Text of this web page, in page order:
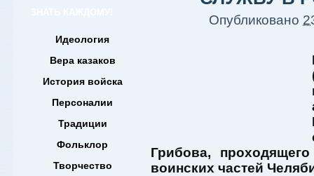
Идеология
Вера казаков
История войска
Персоналии
Традиции
Фольклор
Творчество
Опубликовано
Грибова,
воинских частей